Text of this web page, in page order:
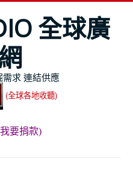
全球廣
求 連結供應
(全球各地收聽)
要捐款)